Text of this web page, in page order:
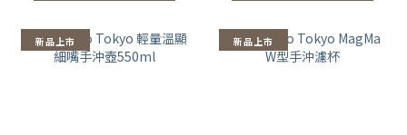
新品上市 新品上市